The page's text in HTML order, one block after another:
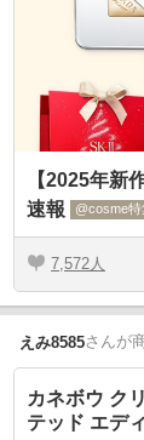
【2025年新
速報
@cosme特
7,572
えみ8585さんが
カネボウ ク
テッド エデ